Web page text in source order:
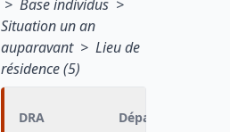
> Base individus >
Situation un an
auparavant > Lieu de
résidence (5)
DRA Département (N-